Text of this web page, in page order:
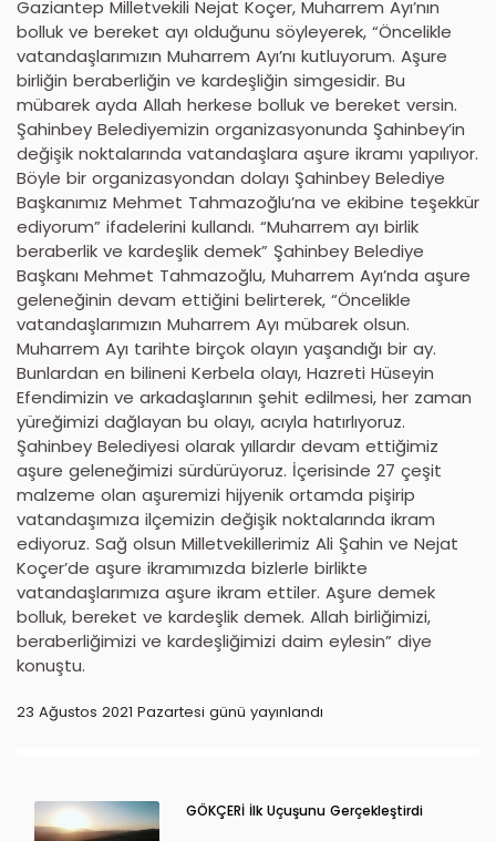
Gaziantep Milletvekili Nejat Koçer, Muharrem Ayı’nın
bolluk ve bereket ayı olduğunu söyleyerek, “Öncelikle
vatandaşlarımızın Muharrem Ayı’nı kutluyorum. Aşure
birliğin beraberliğin ve kardeşliğin simgesidir. Bu
mübarek ayda Allah herkese bolluk ve bereket versin.
Şahinbey Belediyemizin organizasyonunda Şahinbey’in
değişik noktalarında vatandaşlara aşure ikramı yapılıyor.
Böyle bir organizasyondan dolayı Şahinbey Belediye
Başkanımız Mehmet Tahmazoğlu’na ve ekibine teşekkür
ediyorum” ifadelerini kullandı. “Muharrem ayı birlik
beraberlik ve kardeşlik demek” Şahinbey Belediye
Başkanı Mehmet Tahmazoğlu, Muharrem Ayı’nda aşure
geleneğinin devam ettiğini belirterek, “Öncelikle
vatandaşlarımızın Muharrem Ayı mübarek olsun.
Muharrem Ayı tarihte birçok olayın yaşandığı bir ay.
Bunlardan en bilineni Kerbela olayı, Hazreti Hüseyin
Efendimizin ve arkadaşlarının şehit edilmesi, her zaman
yüreğimizi dağlayan bu olayı, acıyla hatırlıyoruz.
Şahinbey Belediyesi olarak yıllardır devam ettiğimiz
aşure geleneğimizi sürdürüyoruz. İçerisinde 27 çeşit
malzeme olan aşuremizi hijyenik ortamda pişirip
vatandaşımıza ilçemizin değişik noktalarında ikram
ediyoruz. Sağ olsun Milletvekillerimiz Ali Şahin ve Nejat
Koçer’de aşure ikramımızda bizlerle birlikte
vatandaşlarımıza aşure ikram ettiler. Aşure demek
bolluk, bereket ve kardeşlik demek. Allah birliğimizi,
beraberliğimizi ve kardeşliğimizi daim eylesin” diye
konuştu.
23 Ağustos 2021 Pazartesi günü yayınlandı
GÖKÇERİ İlk Uçuşunu Gerçekleştirdi